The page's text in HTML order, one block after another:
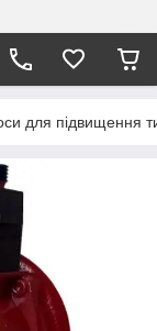
для підвищення